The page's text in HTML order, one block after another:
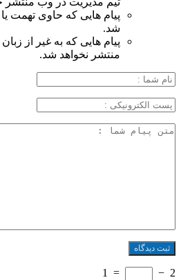
پیام هایی که حاوی تهمت
شد.
پیام هایی که به غیر از
منتشر نخواهد شد.
2
−
=
1